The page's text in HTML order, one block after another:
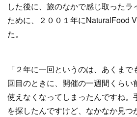
した後に、旅のなかで感じ取ったラ
ために、２００１年にNaturalFood
た。
「２年に一回というのは、あくま
回目のときに、開催の一週間くらい
使えなくなってしまったんですね。
を探したんですけど、なかなか見つ